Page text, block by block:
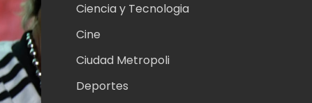
Ciencia y Tecnologia
Cine
Ciudad Metropoli
Deportes